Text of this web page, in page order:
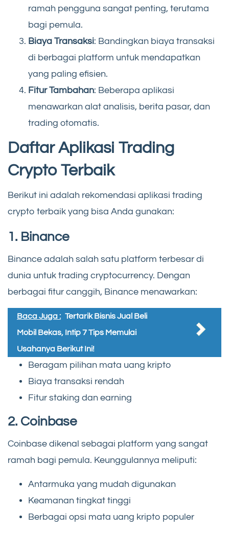
ramah pengguna sangat penting, terutama
bagi pemula.
Biaya Transaksi: Bandingkan biaya transaksi
di berbagai platform untuk mendapatkan
yang paling efisien.
Fitur Tambahan: Beberapa aplikasi
menawarkan alat analisis, berita pasar, dan
trading otomatis.
Daftar Aplikasi Trading
Crypto Terbaik
Berikut ini adalah rekomendasi aplikasi trading
crypto terbaik yang bisa Anda gunakan:
1. Binance
Binance adalah salah satu platform terbesar di
dunia untuk trading cryptocurrency. Dengan
berbagai fitur canggih, Binance menawarkan:
Baca Juga : Tertarik Bisnis Jual Beli
Mobil Bekas, Intip 7 Tips Memulai
Usahanya Berikut Ini!
Beragam pilihan mata uang kripto
Biaya transaksi rendah
Fitur staking dan earning
2. Coinbase
Coinbase dikenal sebagai platform yang sangat
ramah bagi pemula. Keunggulannya meliputi:
Antarmuka yang mudah digunakan
Keamanan tingkat tinggi
Berbagai opsi mata uang kripto populer